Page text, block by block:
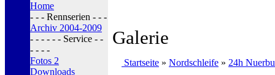
Home
- - - Rennserien - - -
Archiv 2004-2009
- - - - - - Service - -
- - - -
Fotos 2
Downloads
Galerie
Startseite » Nordschleife » 24h